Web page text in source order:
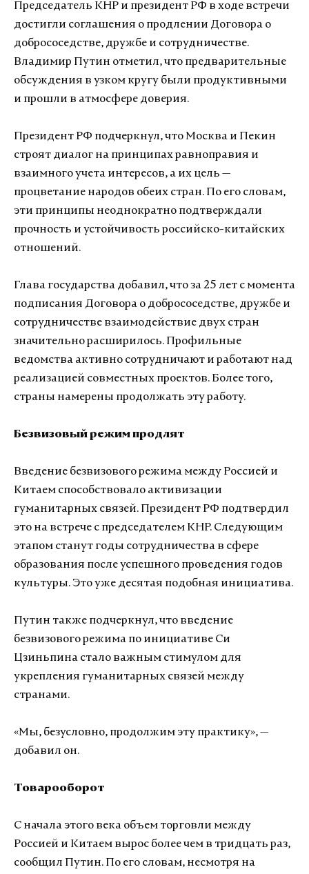
Председатель КНР и президент РФ в ходе встречи
достигли соглашения о продлении Договора о
добрососедстве, дружбе и сотрудничестве.
Владимир Путин отметил, что предварительные
обсуждения в узком кругу были продуктивными
и прошли в атмосфере доверия.
Президент РФ подчеркнул, что Москва и Пекин
строят диалог на принципах равноправия и
взаимного учета интересов, а их цель —
процветание народов обеих стран. По его словам,
эти принципы неоднократно подтверждали
прочность и устойчивость российско-китайских
отношений.
Глава государства добавил, что за 25 лет с момента
подписания Договора о добрососедстве, дружбе и
сотрудничестве взаимодействие двух стран
значительно расширилось. Профильные
ведомства активно сотрудничают и работают над
реализацией совместных проектов. Более того,
страны намерены продолжать эту работу.
Безвизовый режим продлят
Введение безвизового режима между Россией и
Китаем способствовало активизации
гуманитарных связей. Президент РФ подтвердил
это на встрече с председателем КНР. Следующим
этапом станут годы сотрудничества в сфере
образования после успешного проведения годов
культуры. Это уже десятая подобная инициатива.
Путин также подчеркнул, что введение
безвизового режима по инициативе Си
Цзиньпина стало важным стимулом для
укрепления гуманитарных связей между
странами.
«Мы, безусловно, продолжим эту практику», —
добавил он.
Товарооборот
С начала этого века объем торговли между
Россией и Китаем вырос более чем в тридцать раз,
сообщил Путин. По его словам, несмотря на